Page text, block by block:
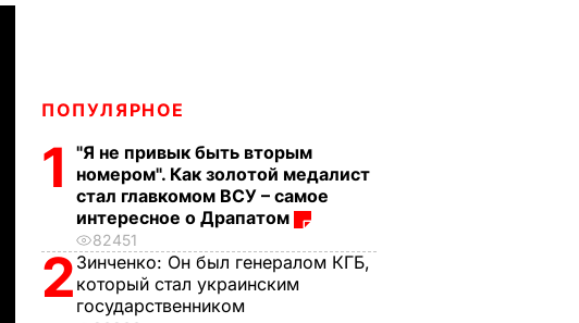
ПОПУЛЯРНОЕ
1
"Я не привык быть вторым
номером". Как золотой медалист
стал главкомом ВСУ – самое
интересное о Драпатом
82451
2 Зинченко: Он был генералом КГБ,
который стал украинским
государственником